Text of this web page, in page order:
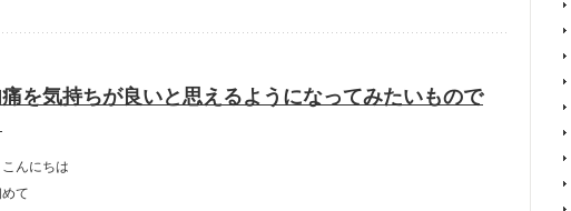
を気持ちが良いと思えるようになってみたいもので
んにちは
て